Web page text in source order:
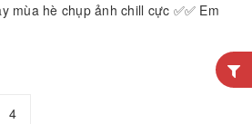
mùa hè chụp ảnh chill cực ✅✅ Em
4